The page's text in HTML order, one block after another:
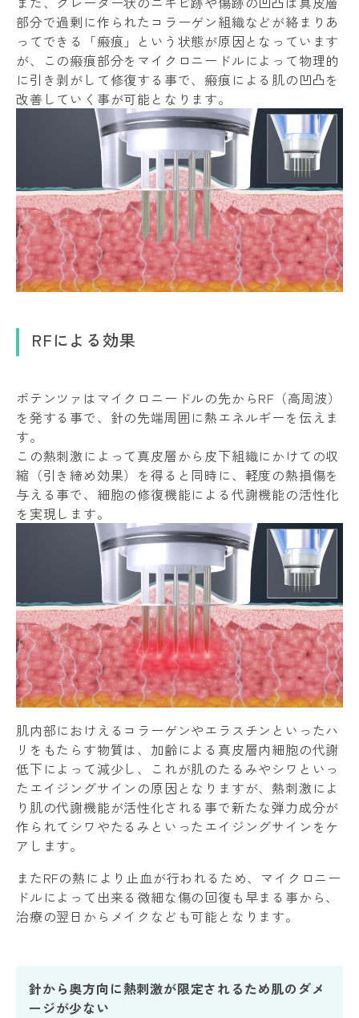
部分で過剰に作られたコラーゲン組織などが絡まりあ
ってできる「瘢痕」という状態が原因となっています
が、この瘢痕部分をマイクロニードルによって物理的
に引き剥がして修復する事で、瘢痕による肌の凹凸を
改善していく事が可能となります。
RFによる効果
ポテンツァはマイクロニードルの先からRF（高周波）
を発する事で、針の先端周囲に熱エネルギーを伝えま
す。
この熱刺激によって真皮層から皮下組織にかけての収
縮（引き締め効果）を得ると同時に、軽度の熱損傷を
与える事で、細胞の修復機能による代謝機能の活性化
を実現します。
肌内部におけえるコラーゲンやエラスチンといったハ
リをもたらす物質は、加齢による真皮層内細胞の代謝
低下によって減少し、これが肌のたるみやシワといっ
たエイジングサインの原因となりますが、熱刺激によ
り肌の代謝機能が活性化される事で新たな弾力成分が
作られてシワやたるみといったエイジングサインをケ
アします。
またRFの熱により止血が行われるため、マイクロニー
ドルによって出来る微細な傷の回復も早まる事から、
治療の翌日からメイクなども可能となります。
針から奥方向に熱刺激が限定されるため肌のダメ
ージが少ない